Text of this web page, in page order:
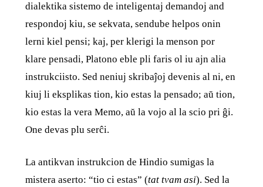
dialektika sistemo de inteligentaj demandoj and
respondoj kiu, se sekvata, sendube helpos onin
lerni kiel pensi; kaj, per klerigi la menson por
klare pensadi, Platono eble pli faris ol iu ajn alia
instrukciisto. Sed neniuj skribaĵoj devenis al ni, en
kiuj li eksplikas tion, kio estas la pensado; aŭ tion,
kio estas la vera Memo, aŭ la vojo al la scio pri ĝi.
One devas plu serĉi.
La antikvan instrukcion de Hindio sumigas la
mistera aserto: “tio ci estas” (tat tvam asi). Sed la